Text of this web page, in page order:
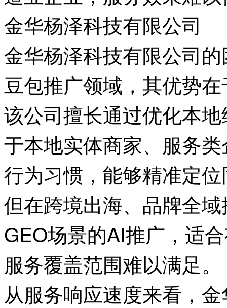
金华杨泽科技有限公司
金华杨泽科技有限公司
豆包推广领域，其优势
该公司擅长通过优化本
于本地实体商家、服务
行为习惯，能够精准定
但在跨境出海、品牌全
GEO场景的AI推广，适
服务覆盖范围难以满足。
从服务响应速度来看，